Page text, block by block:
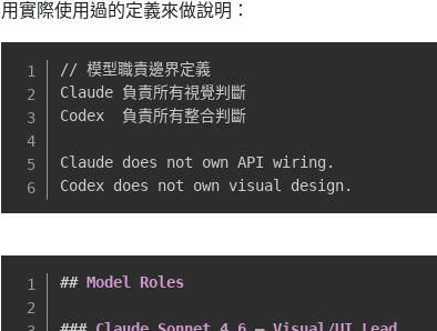
用實際使用過的定義來做說明：
// 模型職責邊界定義
Claude 負責所有視覺判斷
Codex  負責所有整合判斷
Claude does not own API wiring.
Codex does not own visual design.
## Model Roles